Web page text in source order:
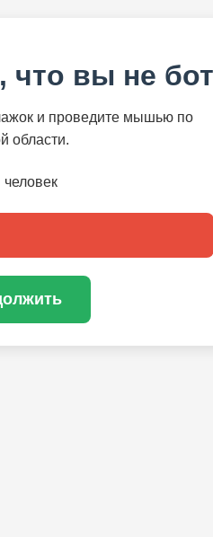
что вы не бот
и проведите мышью по
области.
человек